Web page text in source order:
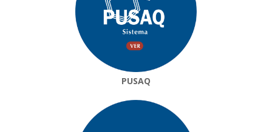
PUSAQ